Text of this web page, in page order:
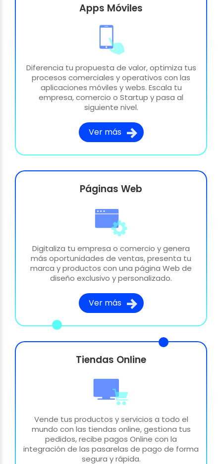
Apps Móviles
Diferencia tu propuesta de valor, optimiza tus
procesos comerciales y operativos con las
aplicaciones móviles y webs. Escala tu
empresa, comercio o Startup y pasa al
siguiente nivel.
Ver más
Páginas Web
Digitaliza tu empresa o comercio y genera
más oportunidades de ventas, presenta tu
marca y productos con una página Web de
diseño exclusivo y personalizado.
Ver más
Tiendas Online
Vende tus productos y servicios a todo el
mundo con las tiendas online, gestiona tus
pedidos, recibe pagos Online con la
integración de las pasarelas de pago de forma
segura y rápida.